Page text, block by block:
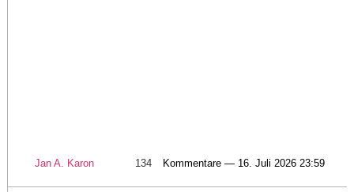
Jan A. Karon 134 Kommentare — 16. Juli 2026 23:59